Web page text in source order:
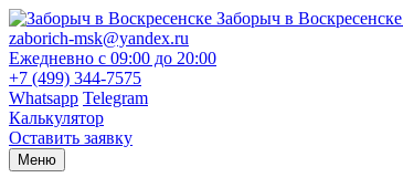
Заборыч в Воскресенске
zaborich-msk@yandex.ru
Ежедневно с 09:00 до 20:00
+7 (499) 344-7575
Whatsapp Telegram
Калькулятор
Оставить заявку
Меню